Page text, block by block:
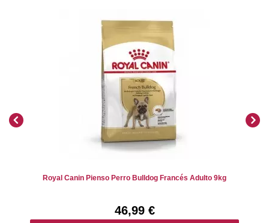
Royal Canin Pienso Perro Bulldog Francés Adulto 9kg
46,99 €